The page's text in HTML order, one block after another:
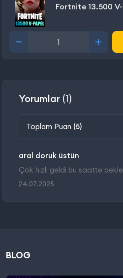
Fortnite 13.500
Yorumlar (1)
Toplam Puan (5)
aral doruk üstün
Çok hızlı geldi bu saatte
24.07.2025
BLOG